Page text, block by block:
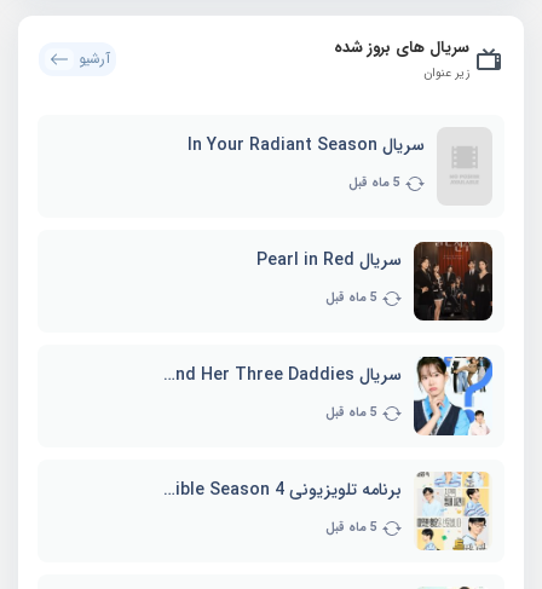
سریال های بروز شده
زیر عنوان
آرشیو
سریال In Your Radiant Season
5 ماه قبل
سریال Pearl in Red
5 ماه قبل
سریال Marie and Her Three Daddies
5 ماه قبل
برنامه تلویزیونی Whenever Possible Season 4
5 ماه قبل